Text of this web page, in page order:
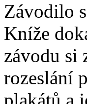
Závodilo
Kníže
závodu si
rozeslání